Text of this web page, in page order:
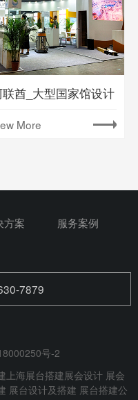
联酋_大型国家馆设计
More
方案
服务案例
7879
号-2
上海展台搭建展会设计 展会
展台设计及搭建 展台搭建公